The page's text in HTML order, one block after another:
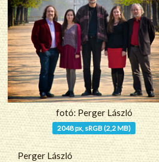
fotó: Perger László
2048 px, sRGB (2,2 MB)
Perger László